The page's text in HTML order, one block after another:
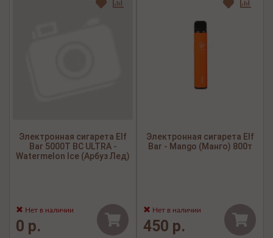
Электронная сигарета Elf
Bar 5000Т BC ULTRA -
Watermelon Ice (Арбуз Лед)
Нет в наличии
0 р.
Электронная сигарета Elf
Bar - Mango (Манго) 800т
Нет в наличии
450 р.